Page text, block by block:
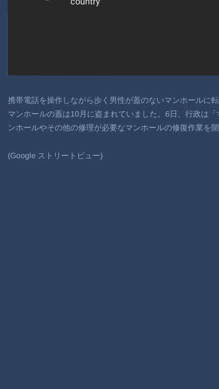
携帯電話を操作しながら歩く男性が蓋のないマンホールに
マンホールの蓋は10月に盗まれていました。6日、行政は
ンホールやその他の修理が必要なマンホールの修復作業を
(Google ストリートビュー)